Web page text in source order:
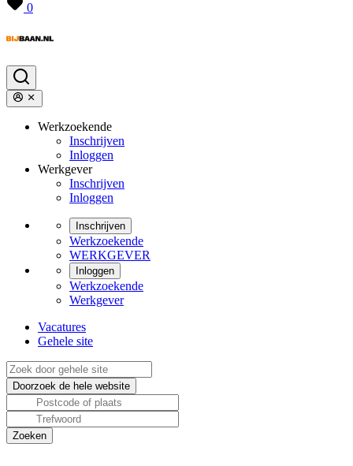
0
Werkzoekende
Inschrijven
Inloggen
Werkgever
Inschrijven
Inloggen
Inschrijven
Werkzoekende
WERKGEVER
Inloggen
Werkzoekende
Werkgever
Vacatures
Gehele site